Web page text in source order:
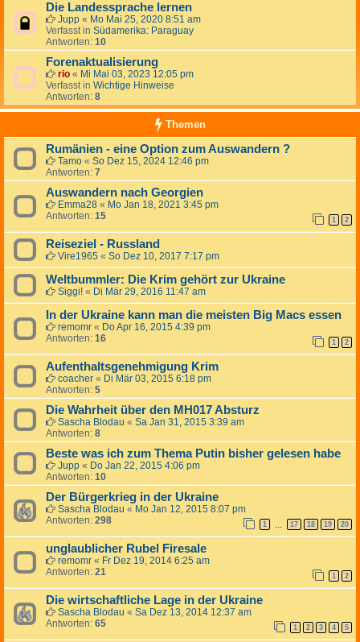
Die Landessprache lernen
Jupp « Mo Mai 25, 2020 8:51 am
Verfasst in Südamerika: Paraguay
Antworten: 10
Forenaktualisierung
rio « Mi Mai 03, 2023 12:05 pm
Verfasst in Wichtige Hinweise
Antworten: 8
Themen
Rumänien - eine Option zum Auswandern ?
Tamo « So Dez 15, 2024 12:46 pm
Antworten: 7
Auswandern nach Georgien
Emma28 « Mo Jan 18, 2021 3:45 pm
Antworten: 15 1 2
Reiseziel - Russland
Vire1965 « So Dez 10, 2017 7:17 pm
Weltbummler: Die Krim gehört zur Ukraine
Siggi! « Di Mär 29, 2016 11:47 am
In der Ukraine kann man die meisten Big Macs essen
remomr « Do Apr 16, 2015 4:39 pm
Antworten: 16 1 2
Aufenthaltsgenehmigung Krim
coacher « Di Mär 03, 2015 6:18 pm
Antworten: 5
Die Wahrheit über den MH017 Absturz
Sascha Blodau « Sa Jan 31, 2015 3:39 am
Antworten: 8
Beste was ich zum Thema Putin bisher gelesen habe
Jupp « Do Jan 22, 2015 4:06 pm
Antworten: 10
Der Bürgerkrieg in der Ukraine
Sascha Blodau « Mo Jan 12, 2015 8:07 pm
Antworten: 298 1 … 17 18 19 20
unglaublicher Rubel Firesale
remomr « Fr Dez 19, 2014 6:25 am
Antworten: 21 1 2
Die wirtschaftliche Lage in der Ukraine
Sascha Blodau « Sa Dez 13, 2014 12:37 am
Antworten: 65 1 2 3 4 5